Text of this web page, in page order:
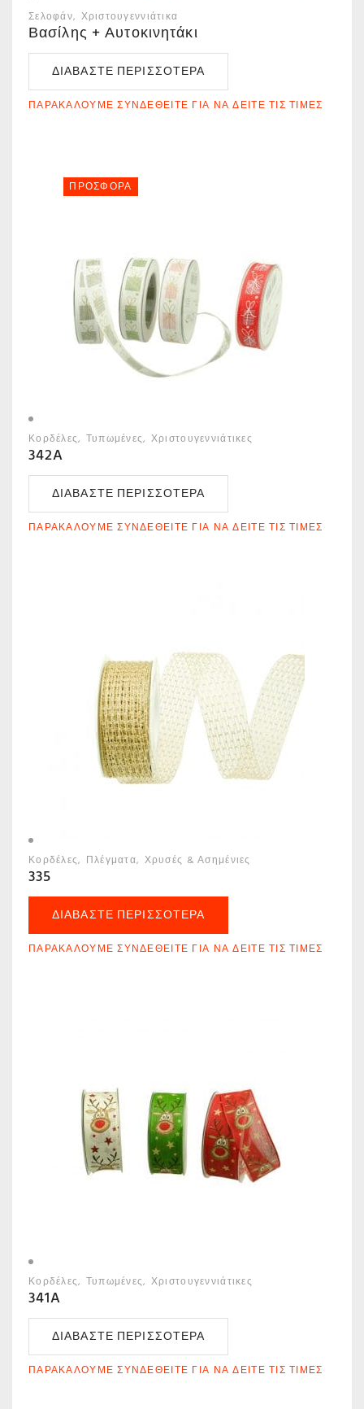
Σελοφάν Χριστουγεννιάτικα
Βασίλης + Αυτοκινητάκι
ΔΙΑΒΆΣΤΕ ΠΕΡΙΣΣΌΤΕΡΑ
ΠΑΡΑΚΑΛΟΎΜΕ ΣΥΝΔΕΘΕΊΤΕ ΓΙΑ ΝΑ ΔΕΊΤΕ ΤΙΣ ΤΙΜΈΣ
ΠΡΟΣΦΟΡΆ
Κορδέλες Τυπωμένες Χριστουγεννιάτικες
342A
ΔΙΑΒΆΣΤΕ ΠΕΡΙΣΣΌΤΕΡΑ
ΠΑΡΑΚΑΛΟΎΜΕ ΣΥΝΔΕΘΕΊΤΕ ΓΙΑ ΝΑ ΔΕΊΤΕ ΤΙΣ ΤΙΜΈΣ
Κορδέλες Πλέγματα Χρυσές & Ασημένιες
335
ΔΙΑΒΆΣΤΕ ΠΕΡΙΣΣΌΤΕΡΑ
ΠΑΡΑΚΑΛΟΎΜΕ ΣΥΝΔΕΘΕΊΤΕ ΓΙΑ ΝΑ ΔΕΊΤΕ ΤΙΣ ΤΙΜΈΣ
Κορδέλες Τυπωμένες Χριστουγεννιάτικες
341A
ΔΙΑΒΆΣΤΕ ΠΕΡΙΣΣΌΤΕΡΑ
ΠΑΡΑΚΑΛΟΎΜΕ ΣΥΝΔΕΘΕΊΤΕ ΓΙΑ ΝΑ ΔΕΊΤΕ ΤΙΣ ΤΙΜΈΣ